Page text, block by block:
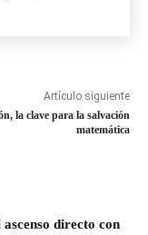
Artículo siguiente
la clave para la salvación
matemática
directo con